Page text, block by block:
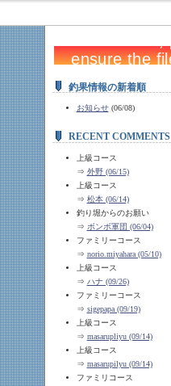
釣果情報の新着順
お知らせ(06/08)
RECENT COMMENTS
上級コース
⇒ 外野 (06/15)
上級コース
⇒ 松本 (06/14)
釣り堀からのお願い
⇒ ボンボ軍団 (06/04)
ファミリーコース
⇒ norio.miyahara (05/10)
上級コース
⇒ ハナ (09/26)
ファミリーコース
⇒ sigepapa (09/19)
上級コース
⇒ masarupliyu (09/14)
上級コース
⇒ masarupilyu (09/14)
ファミリコース